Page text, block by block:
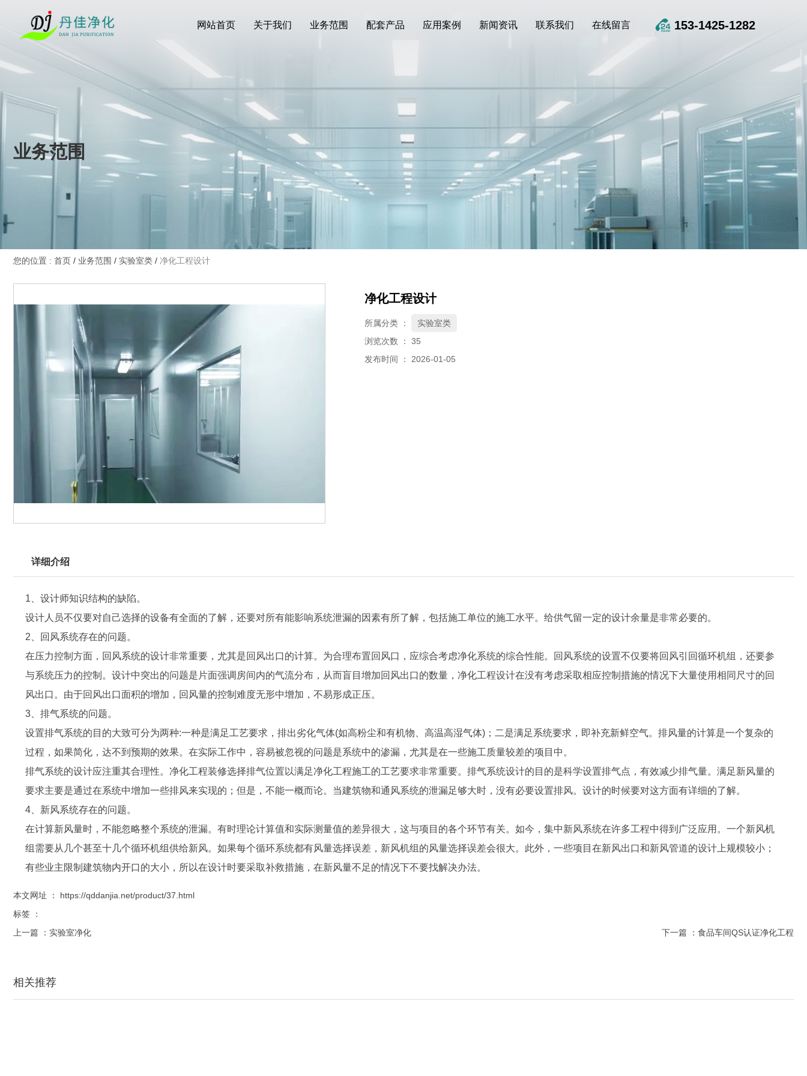
网站首页 关于我们 业务范围 配套产品 应用案例 新闻资讯 联系我们 在线留言 153-1425-1282
业务范围
您的位置 : 首页 / 业务范围 / 实验室类 / 净化工程设计
净化工程设计
所属分类 ：
实验室类
浏览次数 ： 35
发布时间 ： 2026-01-05
详细介绍
1、设计师知识结构的缺陷。
设计人员不仅要对自己选择的设备有全面的了解，还要对所有能影响系统泄漏的因素有所了解，包括施工单位的施工水平。给供气留一定的设计余量是非常必要的。
2、回风系统存在的问题。
在压力控制方面，回风系统的设计非常重要，尤其是回风出口的计算。为合理布置回风口，应综合考虑净化系统的综合性能。回风系统的设置不仅要将回风引回循环机组，还要参
与系统压力的控制。设计中突出的问题是片面强调房间内的气流分布，从而盲目增加回风出口的数量， 净化工程设计在没有考虑采取相应控制措施的情况下大量使用相同尺寸的回
风出口。由于回风出口面积的增加，回风量的控制难度无形中增加，不易形成正压。
3、排气系统的问题。
设置排气系统的目的大致可分为两种:一种是满足工艺要求，排出劣化气体(如高粉尘和有机物、高温高湿气体)；二是满足系统要求，即补充新鲜空气。排风量的计算是一个复杂的
过程，如果简化，达不到预期的效果。在实际工作中，容易被忽视的问题是系统中的渗漏，尤其是在一些施工质量较差的项目中。
排气系统的设计应注重其合理性。净化工程装修选择排气位置以满足净化工程施工的工艺要求非常重要。排气系统设计的目的是科学设置排气点，有效减少排气量。满足新风量的
要求主要是通过在系统中增加一些排风来实现的；但是，不能一概而论。当建筑物和通风系统的泄漏足够大时，没有必要设置排风。设计的时候要对这方面有详细的了解。
4、新风系统存在的问题。
在计算新风量时，不能忽略整个系统的泄漏。有时理论计算值和实际测量值的差异很大，这与项目的各个环节有关。如今，集中新风系统在许多工程中得到广泛应用。一个新风机
组需要从几个甚至十几个循环机组供给新风。如果每个循环系统都有风量选择误差，新风机组的风量选择误差会很大。此外，一些项目在新风出口和新风管道的设计上规模较小；
有些业主限制建筑物内开口的大小，所以在设计时要采取补救措施，在新风量不足的情况下不要找解决办法。
本文网址 ： https://qddanjia.net/product/37.html
标签 ：
上一篇 ： 实验室净化 下一篇 ： 食品车间QS认证净化工程
相关推荐